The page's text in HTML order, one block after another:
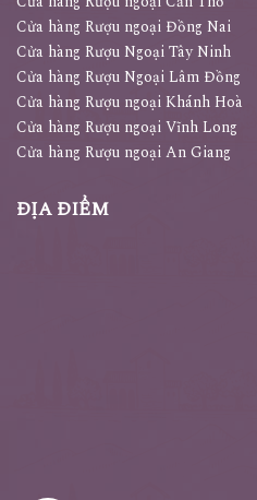
Cửa hàng Rượu ngoại Đồng Nai
Cửa hàng Rượu Ngoại Tây Ninh
Cửa hàng Rượu Ngoại Lâm Đồng
Cửa hàng Rượu ngoại Khánh Hoà
Cửa hàng Rượu ngoại Vĩnh Long
Cửa hàng Rượu ngoại An Giang
ĐỊA ĐIỂM